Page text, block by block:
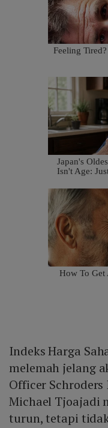
Indeks Harga
melemah jelang
Officer
Michael Tjoajadi
turun, tetapi